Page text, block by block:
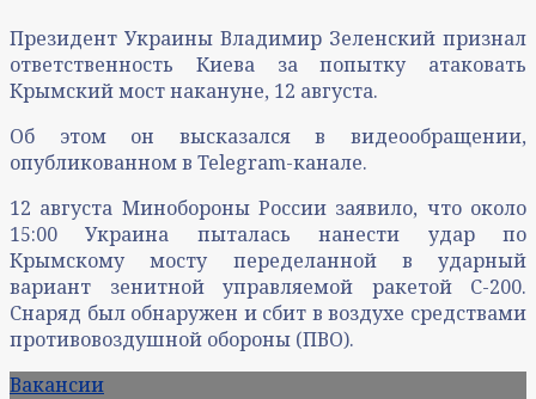
Президент Украины Владимир Зеленский признал
ответственность Киева за попытку атаковать
Крымский мост накануне, 12 августа.
Об этом он высказался в видеообращении,
опубликованном в Telegram-канале.
12 августа Минобороны России заявило, что около
15:00 Украина пыталась нанести удар по
Крымскому мосту переделанной в ударный
вариант зенитной управляемой ракетой С-200.
Снаряд был обнаружен и сбит в воздухе средствами
противовоздушной обороны (ПВО).
Вакансии